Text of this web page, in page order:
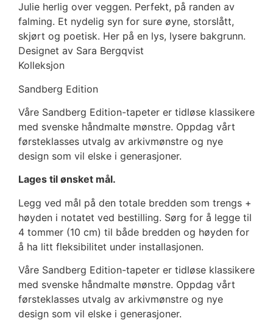
Julie herlig over veggen. Perfekt, på randen av
falming. Et nydelig syn for sure øyne, storslått,
skjørt og poetisk. Her på en lys, lysere bakgrunn.
Designet av Sara Bergqvist
Kolleksjon
Sandberg Edition
Våre Sandberg Edition-tapeter er tidløse klassikere
med svenske håndmalte mønstre. Oppdag vårt
førsteklasses utvalg av arkivmønstre og nye
design som vil elske i generasjoner.
Lages til ønsket mål.
Legg ved mål på den totale bredden som trengs +
høyden i notatet ved bestilling. Sørg for å legge til
4 tommer (10 cm) til både bredden og høyden for
å ha litt fleksibilitet under installasjonen.
Våre Sandberg Edition-tapeter er tidløse klassikere
med svenske håndmalte mønstre. Oppdag vårt
førsteklasses utvalg av arkivmønstre og nye
design som vil elske i generasjoner.